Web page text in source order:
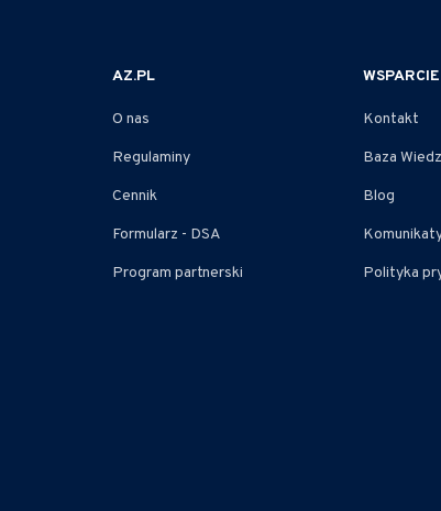
AZ.PL
O nas
Regulaminy
Cennik
Formularz - DSA
Program partnerski
WSPARCIE
Kontakt
Baza
Blog
Polityka